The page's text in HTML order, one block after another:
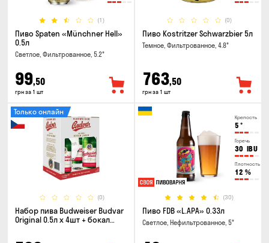
(1)
Пиво Spaten «Münchner Hell»
0.5л
Светлое, Фильтрованное, 5.2°
99,50
грн за 1 шт
(0)
Пиво Kostritzer Schwarzbier 5л
Темное, Фильтрованное, 4.8°
763,50
грн за 1 шт
(0)
Только онлайн
Набор пива Budweiser Budvar
Original 0.5л х 4шт + бокал
Крепость
5 °
Горечь
30 IBU
Плотность
12 %
(30)
Пиво FDB «L.APA» 0.33л
Светлое, Нефильтрованное, 5°